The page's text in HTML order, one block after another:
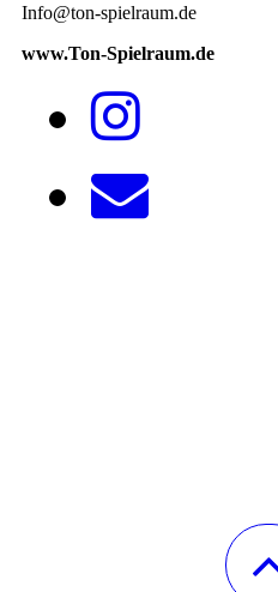
Info@ton-spielraum.de
www.Ton-Spielraum.de